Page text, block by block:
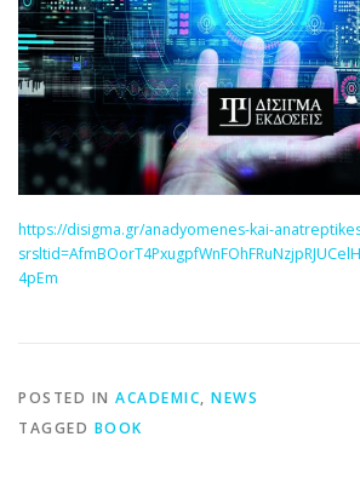
https://disigma.gr/anadyomenes-kai-
4pEm
POSTED IN ACADEMIC, NEWS
TAGGED BOOK